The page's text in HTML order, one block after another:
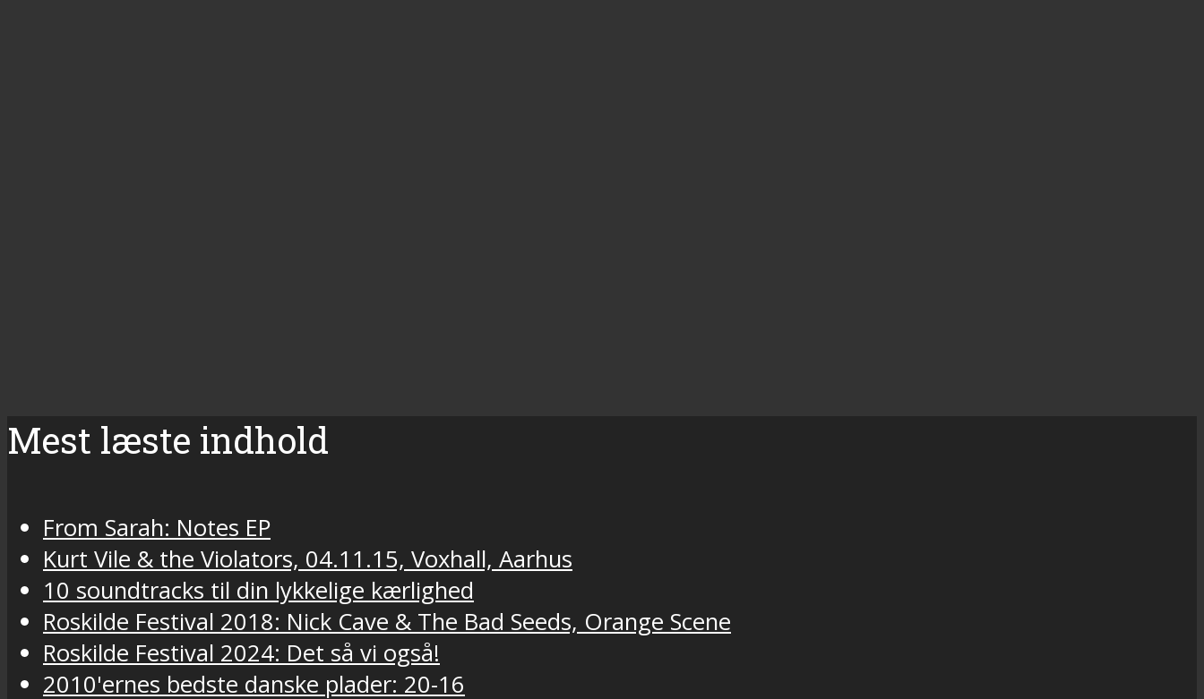
Mest læste indhold
From Sarah: Notes EP
Kurt Vile & the Violators, 04.11.15, Voxhall, Aarhus
10 soundtracks til din lykkelige kærlighed
Roskilde Festival 2018: Nick Cave & The Bad Seeds, Orange Scene
Roskilde Festival 2024: Det så vi også!
2010'ernes bedste danske plader: 20-16